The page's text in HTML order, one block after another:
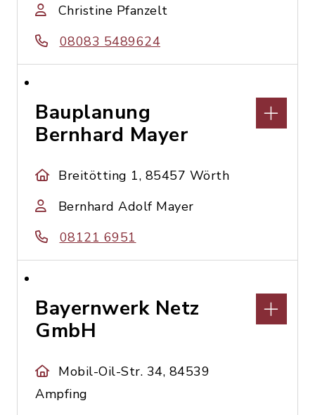
Christine Pfanzelt
08083 5489624
Bauplanung
Bernhard Mayer
Breitötting 1, 85457 Wörth
Bernhard Adolf Mayer
08121 6951
Bayernwerk Netz
GmbH
Mobil-Oil-Str. 34, 84539
Ampfing